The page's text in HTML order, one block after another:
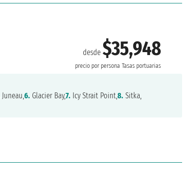
desde$35,948
precio por persona Tasas portuarias
Juneau,6. Glacier Bay,7. Icy Strait Point,8. Sitka,